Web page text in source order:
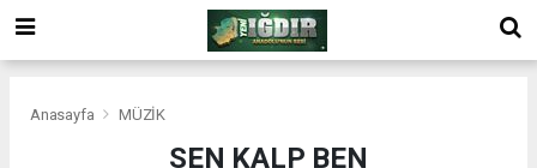
Anasayfa MÜZİK
SEN KALP BEN